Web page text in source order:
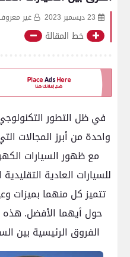
23 ديسمبر 2023 غير
خط المقالة
في ظل التطور
واحدة من أبرز المجالات
مع ظهور السيارات
للسيارات العادية
تتميز كل منهما بميزات
حول أيهما الأفضل.
الفروق الرئيسية بين